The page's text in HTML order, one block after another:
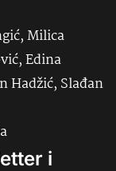
Milica
Edina
Hadžić, Slađan
i